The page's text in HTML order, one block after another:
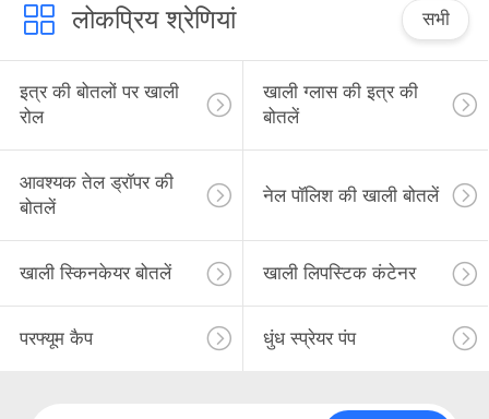
लोकप्रिय श्रेणियां सभी
इत्र की बोतलों पर खाली
रोल
खाली ग्लास की इत्र की
बोतलें
आवश्यक तेल ड्रॉपर की
बोतलें
नेल पॉलिश की खाली बोतलें
खाली स्किनकेयर बोतलें खाली लिपस्टिक कंटेनर
परफ्यूम कैप धुंध स्प्रेयर पंप